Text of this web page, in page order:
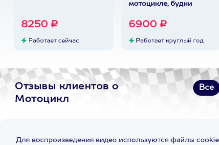
8250 ₽
Работает сейчас
мотоцикле, будни
6900 ₽
Работает круглый год
Отзывы клиентов о
Мотоцикл
Все
Для воспроизведения видео используются файлы cookie